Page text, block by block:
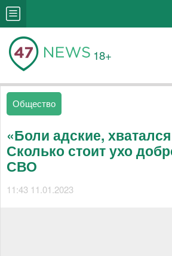
18+
Общество
«Боли адские,
Сколько стоит ухо
СВО
11:43 11.01.2023